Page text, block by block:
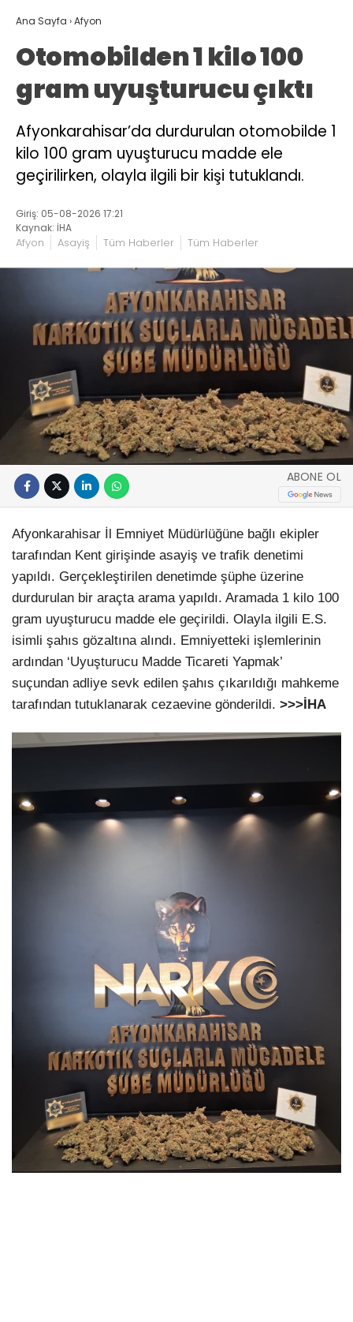
Ana Sayfa ›Afyon
Otomobilden 1 kilo 100
gram uyuşturucu çıktı
Afyonkarahisar’da durdurulan otomobilde 1
kilo 100 gram uyuşturucu madde ele
geçirilirken, olayla ilgili bir kişi tutuklandı.
Giriş: 05-08-2026 17:21
Kaynak: İHA
Afyon Asayiş Tüm Haberler Tüm Haberler
ABONE OL
Afyonkarahisar İl Emniyet Müdürlüğüne bağlı ekipler
tarafından Kent girişinde asayiş ve trafik denetimi
yapıldı. Gerçekleştirilen denetimde şüphe üzerine
durdurulan bir araçta arama yapıldı. Aramada 1 kilo 100
gram uyuşturucu madde ele geçirildi. Olayla ilgili E.S.
isimli şahıs gözaltına alındı. Emniyetteki işlemlerinin
ardından ‘Uyuşturucu Madde Ticareti Yapmak’
suçundan adliye sevk edilen şahıs çıkarıldığı mahkeme
tarafından tutuklanarak cezaevine gönderildi. >>>İHA